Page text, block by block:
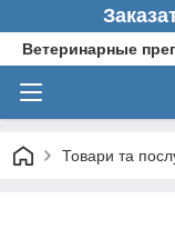
Ветеринарные
Товари та